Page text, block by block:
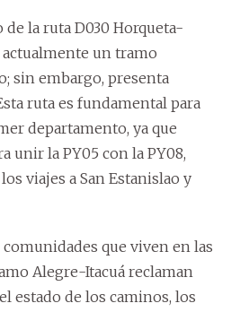
de la ruta D030 Horqueta-
actualmente un tramo
sin embargo, presenta
ruta es fundamental para
departamento, ya que
unir la PY05 con la PY08,
viajes a San Estanislao y
que viven en las
Alegre-Itacuá reclaman
estado de los caminos, los